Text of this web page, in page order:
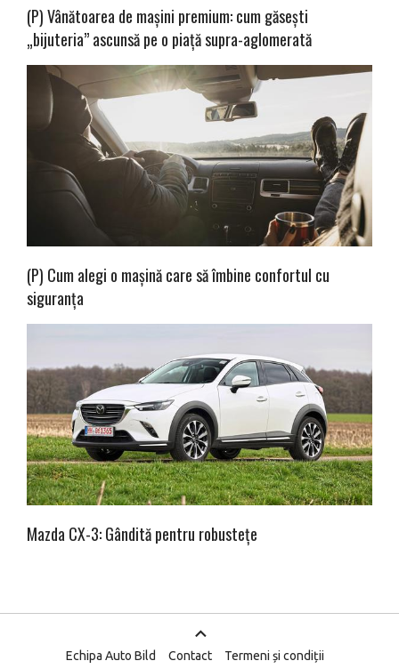
(P) Vânătoarea de mașini premium: cum găsești
„bijuteria” ascunsă pe o piață supra-aglomerată
(P) Cum alegi o mașină care să îmbine confortul cu
siguranța
Mazda CX-3: Gândită pentru robustețe
Echipa Auto Bild Contact Termeni și condiții